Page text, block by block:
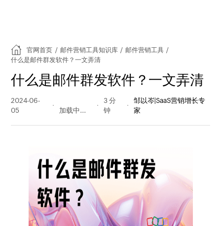
官网首页 / 邮件营销工具知识库 / 邮件营销工具 /
什么是邮件群发软件？一文弄清
什么是邮件群发软件？一文弄清
2024-06-
05
量
3 分
钟
邹以岑|SaaS营销增长专
家